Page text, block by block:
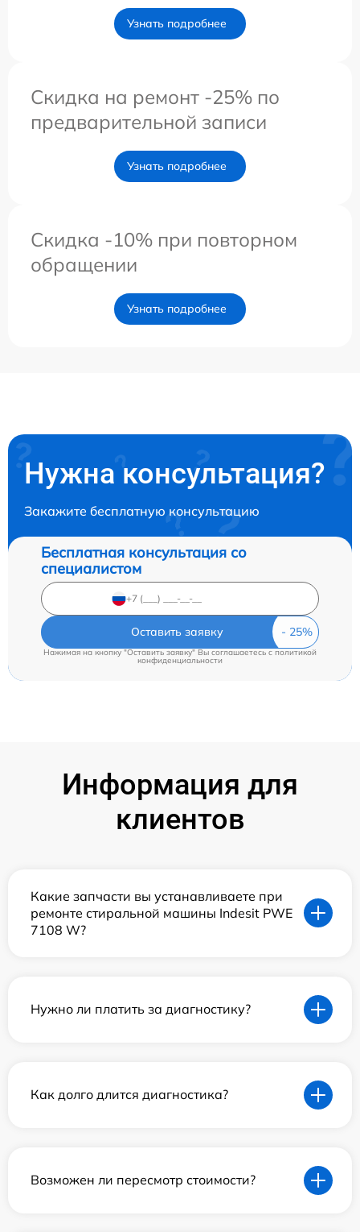
Узнать подробнее
Скидка на ремонт -25% по
предварительной записи
Узнать подробнее
Скидка -10% при повторном
обращении
Узнать подробнее
Нужна консультация?
Закажите бесплатную консультацию
Бесплатная консультация со
специалистом
Оставить заявку
Нажимая на кнопку "Оставить заявку" Вы соглашаетесь cполитикой
конфиденциальности
Информация для
клиентов
Какие запчасти вы устанавливаете при
ремонте стиральной машины Indesit PWE
7108 W?
Нужно ли платить за диагностику?
Как долго длится диагностика?
Возможен ли пересмотр стоимости?